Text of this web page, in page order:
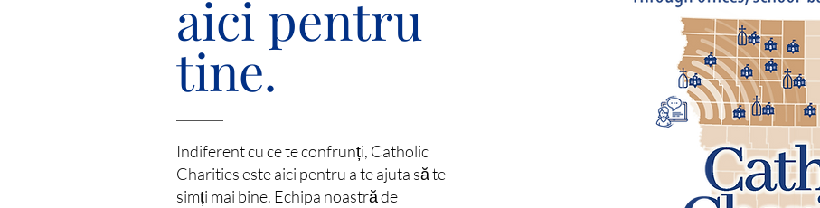
aici pentru
tine.
Indiferent cu ce te confrunți, Catholic
Charities este aici pentru a te ajuta să te
simți mai bine. Echipa noastră de